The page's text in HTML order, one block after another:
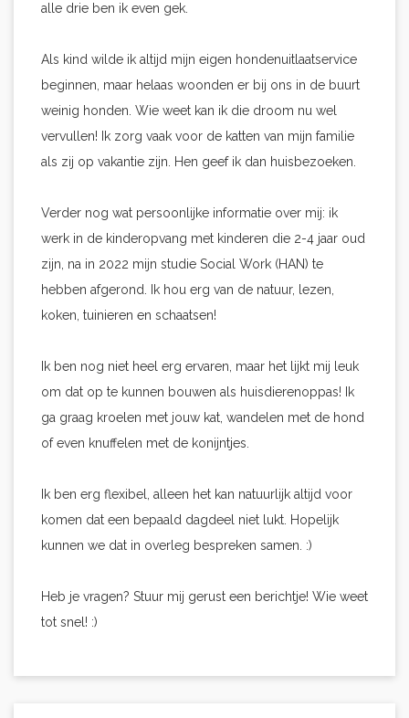
alle drie ben ik even gek.
Als kind wilde ik altijd mijn eigen hondenuitlaatservice
beginnen, maar helaas woonden er bij ons in de buurt
weinig honden. Wie weet kan ik die droom nu wel
vervullen! Ik zorg vaak voor de katten van mijn familie
als zij op vakantie zijn. Hen geef ik dan huisbezoeken.
Verder nog wat persoonlijke informatie over mij: ik
werk in de kinderopvang met kinderen die 2-4 jaar oud
zijn, na in 2022 mijn studie Social Work (HAN) te
hebben afgerond. Ik hou erg van de natuur, lezen,
koken, tuinieren en schaatsen!
Ik ben nog niet heel erg ervaren, maar het lijkt mij leuk
om dat op te kunnen bouwen als huisdierenoppas! Ik
ga graag kroelen met jouw kat, wandelen met de hond
of even knuffelen met de konijntjes.
Ik ben erg flexibel, alleen het kan natuurlijk altijd voor
komen dat een bepaald dagdeel niet lukt. Hopelijk
kunnen we dat in overleg bespreken samen. :)
Heb je vragen? Stuur mij gerust een berichtje! Wie weet
tot snel! :)